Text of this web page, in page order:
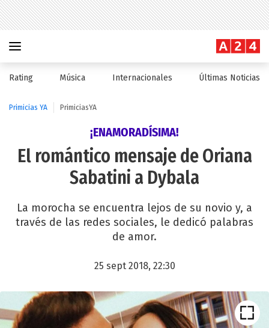
Rating Música Internacionales Últimas Noticias
Primicias YA PrimiciasYA
¡ENAMORADÍSIMA!
El romántico mensaje de Oriana
Sabatini a Dybala
La morocha se encuentra lejos de su novio y, a
través de las redes sociales, le dedicó palabras
de amor.
25 sept 2018, 22:30